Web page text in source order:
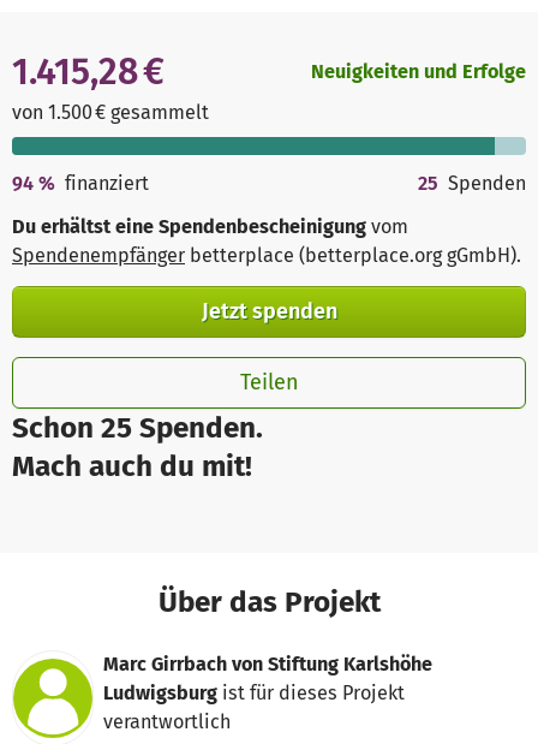
Schon 25 Spenden.
Mach auch du mit!
1.415,28 €
von 1.500 € gesammelt
Neuigkeiten und Erfolge
94 % finanziert 25 Spenden
Du erhältst eine Spendenbescheinigung vom
Spendenempfänger betterplace (betterplace.org gGmbH).
Jetzt spenden
Teilen
Über das Projekt
Marc Girrbach von Stiftung Karlshöhe
Ludwigsburg ist für dieses Projekt
verantwortlich